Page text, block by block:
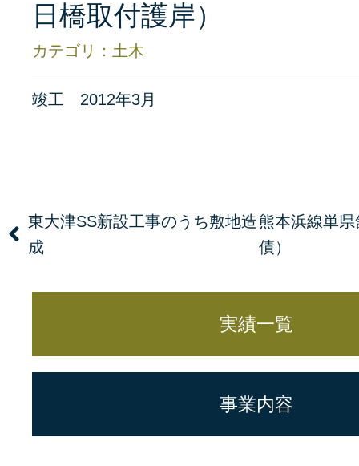
日橋取付護岸）
カテゴリ：土木
竣工 2012年3月
東大津SS新設工事のうち敷地造
成
熊本浜線単
債）
実績一覧
事業内容